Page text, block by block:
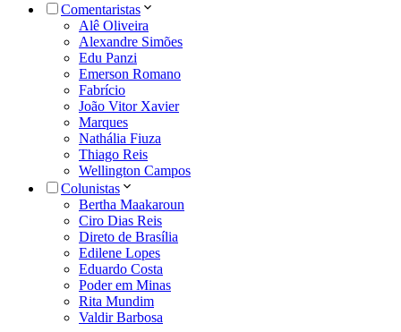
Comentaristas
Alê Oliveira
Alexandre Simões
Edu Panzi
Emerson Romano
Fabrício
João Vitor Xavier
Marques
Nathália Fiuza
Thiago Reis
Wellington Campos
Colunistas
Bertha Maakaroun
Ciro Dias Reis
Direto de Brasília
Edilene Lopes
Eduardo Costa
Poder em Minas
Rita Mundim
Valdir Barbosa